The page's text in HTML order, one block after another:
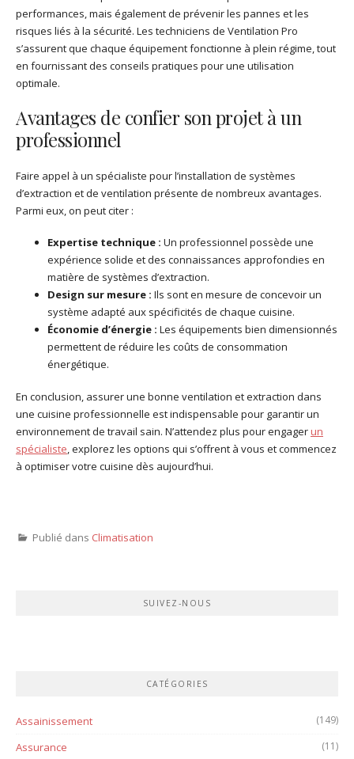
performances, mais également de prévenir les pannes et les
risques liés à la sécurité. Les techniciens de Ventilation Pro
s’assurent que chaque équipement fonctionne à plein régime, tout
en fournissant des conseils pratiques pour une utilisation
optimale.
Avantages de confier son projet à un
professionnel
Faire appel à un spécialiste pour l’installation de systèmes
d’extraction et de ventilation présente de nombreux avantages.
Parmi eux, on peut citer :
Expertise technique : Un professionnel possède une
expérience solide et des connaissances approfondies en
matière de systèmes d’extraction.
Design sur mesure : Ils sont en mesure de concevoir un
système adapté aux spécificités de chaque cuisine.
Économie d’énergie : Les équipements bien dimensionnés
permettent de réduire les coûts de consommation
énergétique.
En conclusion, assurer une bonne ventilation et extraction dans
une cuisine professionnelle est indispensable pour garantir un
environnement de travail sain. N’attendez plus pour engagerun
spécialiste, explorez les options qui s’offrent à vous et commencez
à optimiser votre cuisine dès aujourd’hui.
Publié dans Climatisation
SUIVEZ-NOUS
CATÉGORIES
Assainissement (149)
Assurance (11)